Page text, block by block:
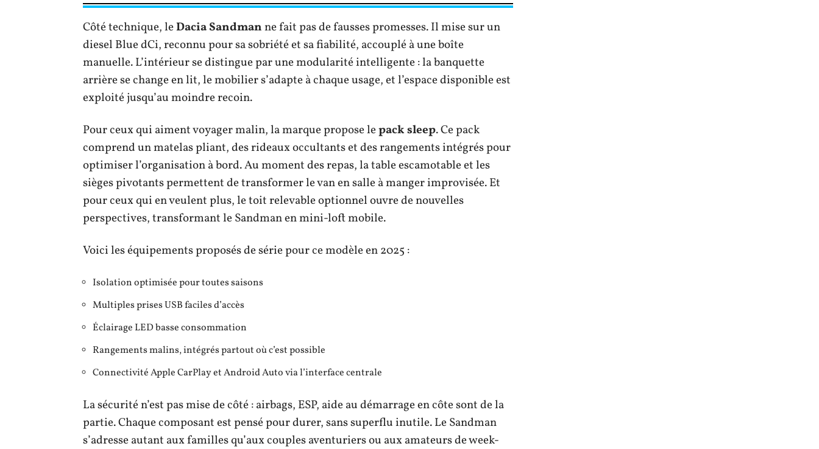
Côté technique, leDacia Sandmanne fait pas de fausses promesses. Il mise sur un
diesel Blue dCi, reconnu pour sa sobriété et sa fiabilité, accouplé à une boîte
manuelle. L’intérieur se distingue par une modularité intelligente : la banquette
arrière se change en lit, le mobilier s’adapte à chaque usage, et l’espace disponible est
exploité jusqu’au moindre recoin.
Pour ceux qui aiment voyager malin, la marque propose lepack sleep. Ce pack
comprend un matelas pliant, des rideaux occultants et des rangements intégrés pour
optimiser l’organisation à bord. Au moment des repas, la table escamotable et les
sièges pivotants permettent de transformer le van en salle à manger improvisée. Et
pour ceux qui en veulent plus, le toit relevable optionnel ouvre de nouvelles
perspectives, transformant le Sandman en mini-loft mobile.
Voici les équipements proposés de série pour ce modèle en 2025 :
Isolation optimisée pour toutes saisons
Multiples prises USB faciles d’accès
Éclairage LED basse consommation
Rangements malins, intégrés partout où c’est possible
Connectivité Apple CarPlay et Android Auto via l’interface centrale
La sécurité n’est pas mise de côté : airbags, ESP, aide au démarrage en côte sont de la
partie. Chaque composant est pensé pour durer, sans superflu inutile. Le Sandman
s’adresse autant aux familles qu’aux couples aventuriers ou aux amateurs de week-